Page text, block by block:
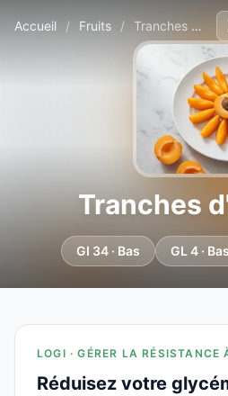
Accueil / Fruits / Tranches d'abricot
Tranches
GI 34 · Bas GL 4 · Bas
LOGI · GÉRER LA RÉSISTANCE
Réduisez votre